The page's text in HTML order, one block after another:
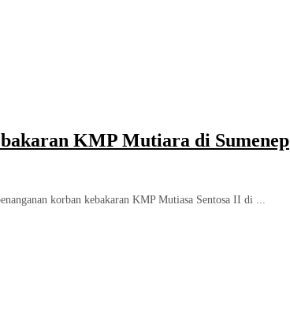
KMP Mutiara di Sumenep
korban kebakaran KMP Mutiasa Sentosa II di ...